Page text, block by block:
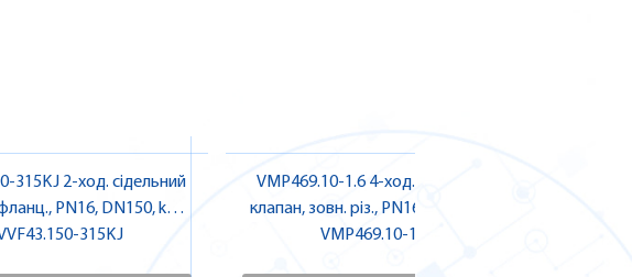
315KJ 2-ход. сідельний
PN16, DN150, kvs
тиску JIS |
315KJ
VMP469.10-1.6 4-ход. сідельний
клапан, зовн. різ., PN16 | SIEMENS
VMP469.10-1.6